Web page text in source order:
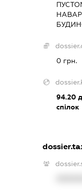
0 грн.
94.20
спілок